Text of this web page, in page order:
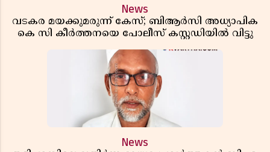
News
വടകര മയക്കുമരുന്ന് കേസ്; ബിആർസി അധ്യാപിക
കെ സി കീർത്തനയെ പോലീസ് കസ്റ്റഡിയിൽ വിട്ടു
News